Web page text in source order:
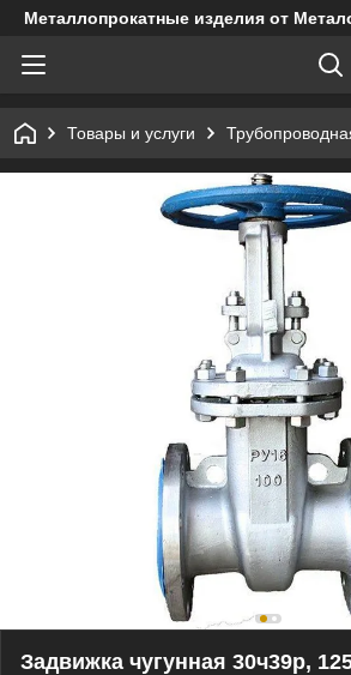
Металлопрокатные изделия от
Товары и услуги
Задвижка чугунная 30ч39р,